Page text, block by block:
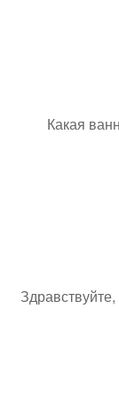
Какая